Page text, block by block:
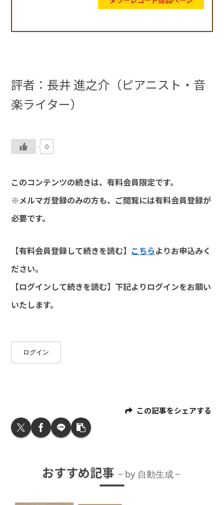
評者：長井 進之介（ピアニスト・音
楽ライター）
0
このコンテンツの続きは、有料会員限定です。
※メルマガ登録のみの方も、ご閲覧には有料会員登録が
必要です。
【有料会員登録して続きを読む】 こちらよりお申込みく
ださい。
【ログインして続きを読む】下記よりログインをお願い
いたします。
ログイン
この記事をシェアする
おすすめ記事 by 自動生成